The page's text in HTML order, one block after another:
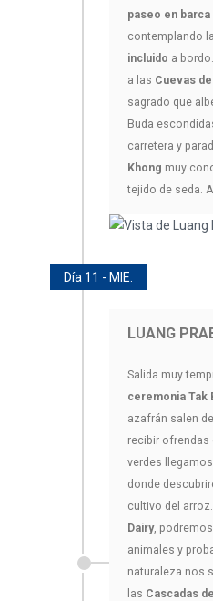
paseo en barca
contemplando
incluido a
a las Cuevas
sagrado que
Buda
carretera y
Khong muy
tejido de seda.
Día 11 - MIE.
LUANG
Salida muy
ceremonia Tak
azafrán salen
recibir ofrendas
verdes
donde
cultivo del
Dairy,
animales y
naturaleza nos
las Cascadas